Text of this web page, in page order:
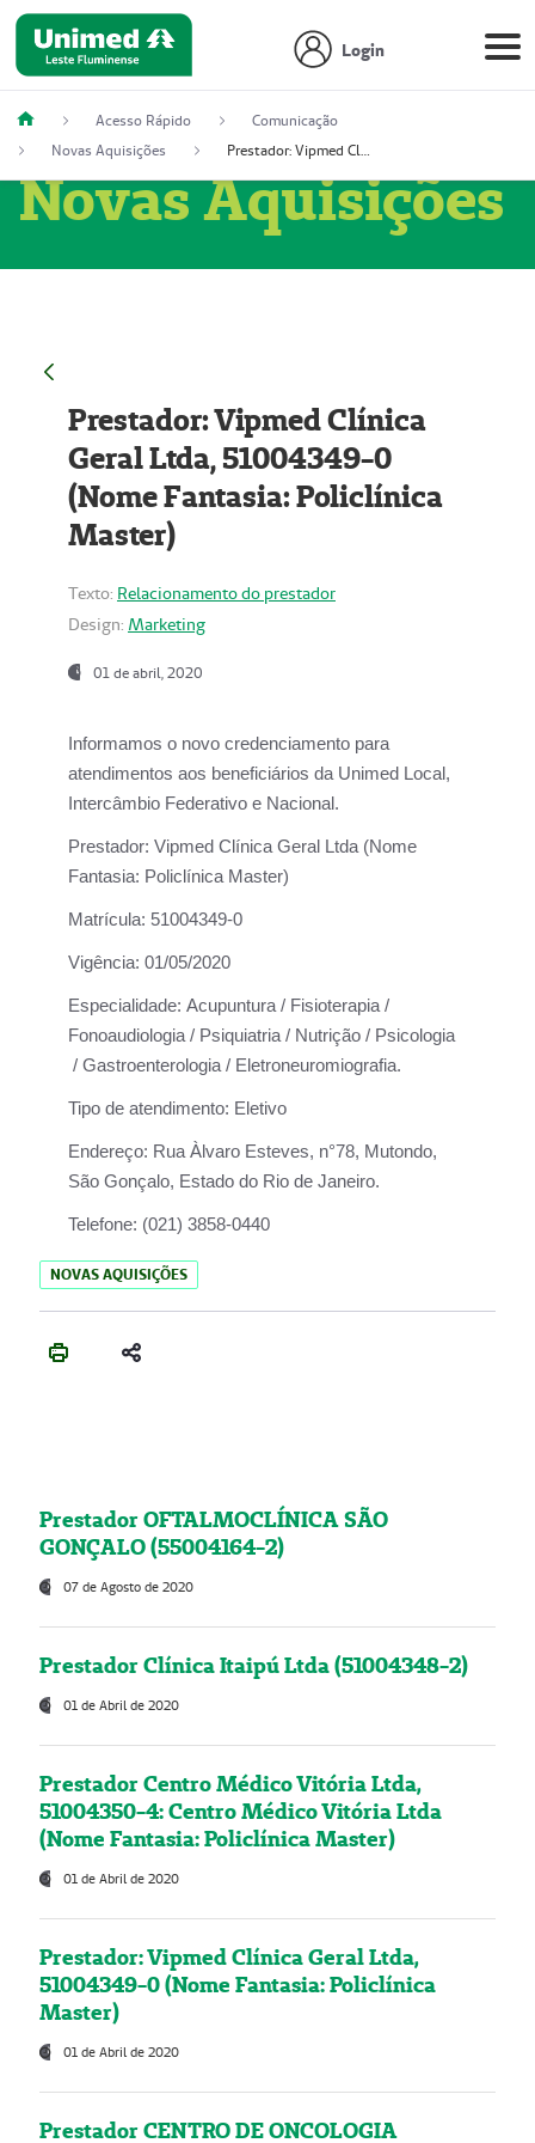
Login
Acesso Rápido
Comunicação
Novas Aquisições
Prestador: Vipmed Clínica Geral Ltda, 51004349-0 (Nome Fantasia: Policlínica Master)
Novas Aquisições
Prestador: Vipmed Clínica
Geral Ltda, 51004349-0
(Nome Fantasia: Policlínica
Master)
Texto: Relacionamento do prestador
Design: Marketing
01 de abril, 2020
Informamos o novo credenciamento para
atendimentos aos beneficiários da Unimed Local,
Intercâmbio Federativo e Nacional.
Prestador: Vipmed Clínica Geral Ltda (Nome
Fantasia: Policlínica Master)
Matrícula: 51004349-0
Vigência: 01/05/2020
Especialidade: Acupuntura / Fisioterapia /
Fonoaudiologia / Psiquiatria / Nutrição / Psicologia
/ Gastroenterologia / Eletroneuromiografia.
Tipo de atendimento: Eletivo
Endereço: Rua Àlvaro Esteves, n°78, Mutondo,
São Gonçalo, Estado do Rio de Janeiro.
Telefone: (021) 3858-0440
NOVAS AQUISIÇÕES
Prestador OFTALMOCLÍNICA SÃO
GONÇALO (55004164-2)
07 de Agosto de 2020
Prestador Clínica Itaipú Ltda (51004348-2)
01 de Abril de 2020
Prestador Centro Médico Vitória Ltda,
51004350-4: Centro Médico Vitória Ltda
(Nome Fantasia: Policlínica Master)
01 de Abril de 2020
Prestador: Vipmed Clínica Geral Ltda,
51004349-0 (Nome Fantasia: Policlínica
Master)
01 de Abril de 2020
Prestador CENTRO DE ONCOLOGIA